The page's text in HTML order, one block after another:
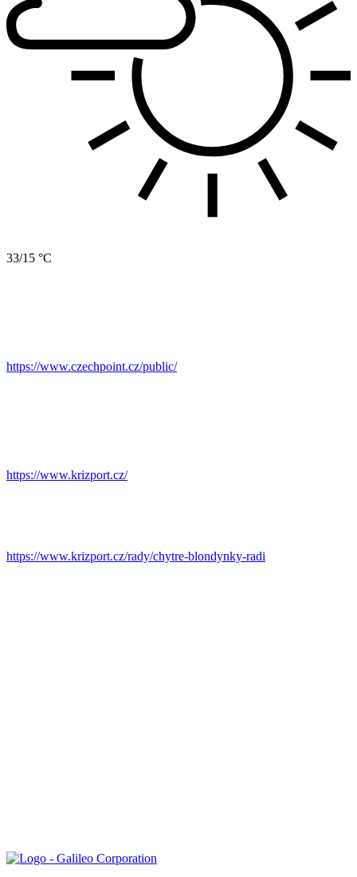
33/15 °C
https://www.czechpoint.cz/public/
https://www.krizport.cz/
https://www.krizport.cz/rady/chytre-blondynky-radi